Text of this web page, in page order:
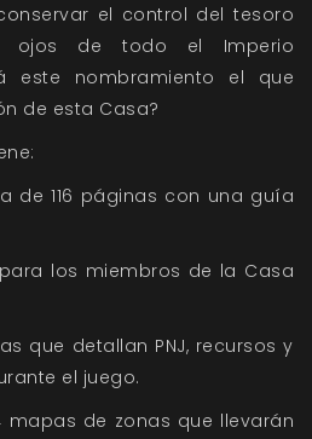
el control del tesoro
ojos de todo el Imperio
este nombramiento el que
de esta Casa?
de 116 páginas con una guía
los miembros de la Casa
que detallan PNJ, recursos y
el juego.
de zonas que llevarán